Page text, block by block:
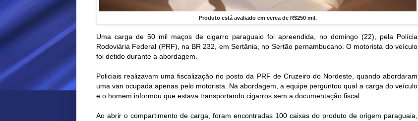
Produto está avaliado em cerca de R$250 mil.
Uma carga de 50 mil maços de cigarro paraguaio foi apreendida, no domingo (22), pela Polícia
Rodoviária Federal (PRF), na BR 232, em Sertânia, no Sertão pernambucano. O motorista do veículo
foi detido durante a abordagem.
Policiais realizavam uma fiscalização no posto da PRF de Cruzeiro do Nordeste, quando abordaram
uma van ocupada apenas pelo motorista. Na abordagem, a equipe perguntou qual a carga do veículo
e o homem informou que estava transportando cigarros sem a documentação fiscal.
Ao abrir o compartimento de carga, foram encontradas 100 caixas do produto de origem paraguaia,